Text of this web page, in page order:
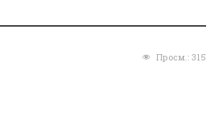
Просм.: 315